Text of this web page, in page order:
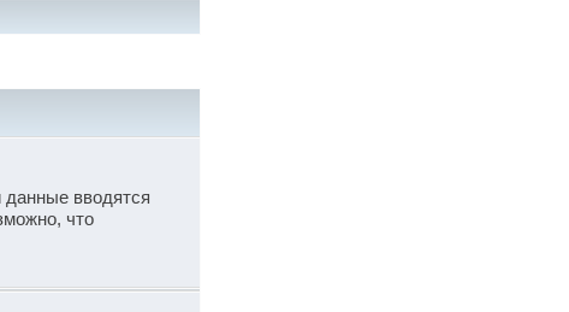
данные вводятся
что